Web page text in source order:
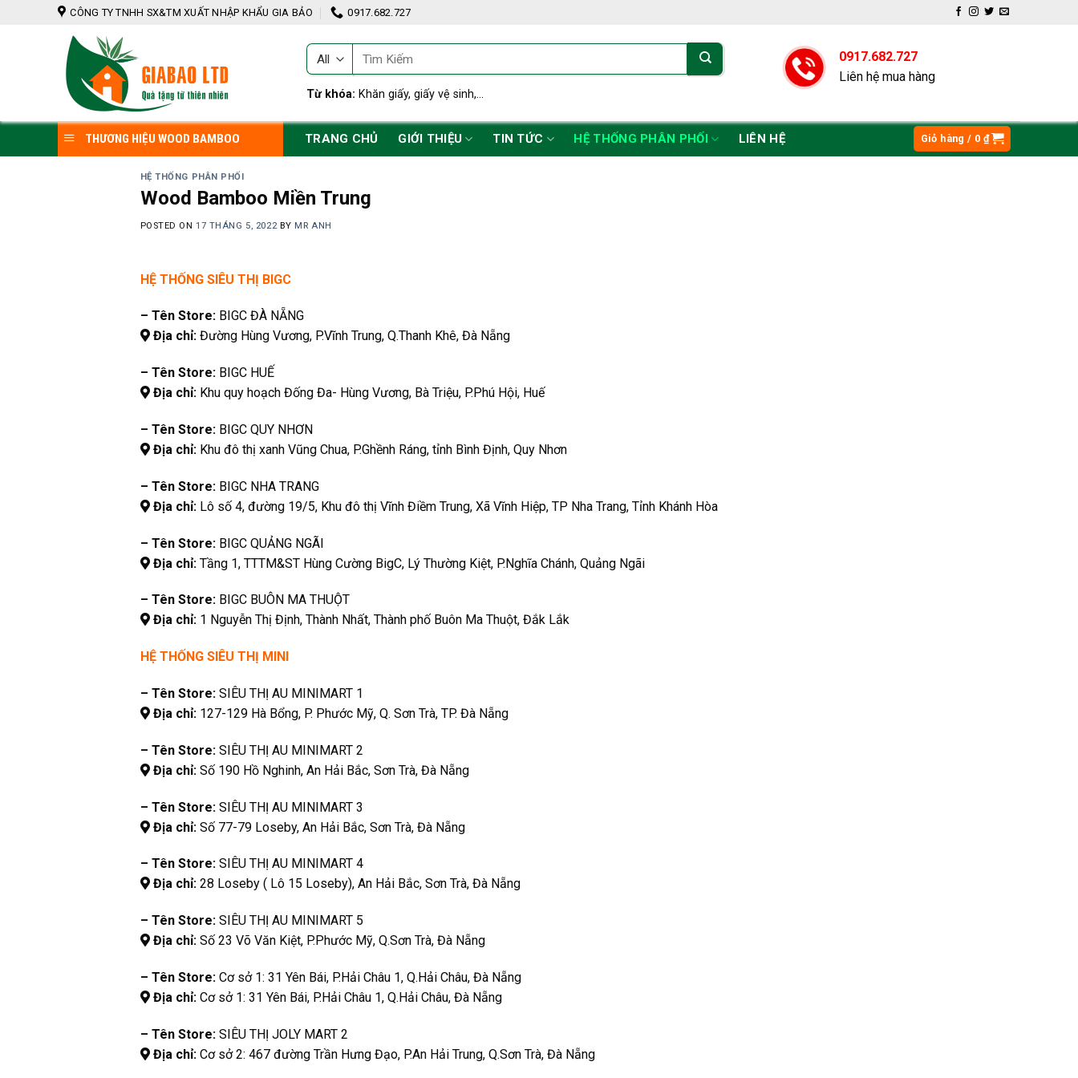
CÔNG TY TNHH SX&TM XUẤT NHẬP KHẨU GIA BẢO 0917.682.727
Tìm
Từ khóa: Khăn giấy, giấy vệ sinh,...
0917.682.727
Liên hệ mua hàng
THƯƠNG HIỆU WOOD BAMBOO TRANG CHỦ GIỚI THIỆU TIN TỨC HỆ THỐNG PHÂN PHỐI LIÊN HỆ Giỏ hàng / 0 ₫
HỆ THỐNG PHÂN PHỐI
Wood Bamboo Miền Trung
POSTED ON17 THÁNG 5, 2022 BY MR ANH
HỆ THỐNG SIÊU THỊ BIGC
– Tên Store:BIGC ĐÀ NẴNG
Địa chỉ:Đường Hùng Vương, P.Vĩnh Trung, Q.Thanh Khê, Đà Nẵng
– Tên Store:BIGC HUẾ
Địa chỉ:Khu quy hoạch Đống Đa- Hùng Vương, Bà Triệu, P.Phú Hội, Huế
– Tên Store:BIGC QUY NHƠN
Địa chỉ:Khu đô thị xanh Vũng Chua, P.Ghềnh Ráng, tỉnh Bình Định, Quy Nhơn
– Tên Store:BIGC NHA TRANG
Địa chỉ:Lô số 4, đường 19/5, Khu đô thị Vĩnh Điềm Trung, Xã Vĩnh Hiệp, TP Nha Trang, Tỉnh Khánh Hòa
– Tên Store:BIGC QUẢNG NGÃI
Địa chỉ:Tầng 1, TTTM&ST Hùng Cường BigC, Lý Thường Kiệt, P.Nghĩa Chánh, Quảng Ngãi
– Tên Store:BIGC BUÔN MA THUỘT
Địa chỉ:1 Nguyễn Thị Định, Thành Nhất, Thành phố Buôn Ma Thuột, Đắk Lắk
HỆ THỐNG SIÊU THỊ MINI
– Tên Store:SIÊU THỊ AU MINIMART 1
Địa chỉ:127-129 Hà Bổng, P. Phước Mỹ, Q. Sơn Trà, TP. Đà Nẵng
– Tên Store:SIÊU THỊ AU MINIMART 2
Địa chỉ:Số 190 Hồ Nghinh, An Hải Bắc, Sơn Trà, Đà Nẵng
– Tên Store:SIÊU THỊ AU MINIMART 3
Địa chỉ:Số 77-79 Loseby, An Hải Bắc, Sơn Trà, Đà Nẵng
– Tên Store:SIÊU THỊ AU MINIMART 4
Địa chỉ:28 Loseby ( Lô 15 Loseby), An Hải Bắc, Sơn Trà, Đà Nẵng
– Tên Store:SIÊU THỊ AU MINIMART 5
Địa chỉ:Số 23 Võ Văn Kiệt, P.Phước Mỹ, Q.Sơn Trà, Đà Nẵng
– Tên Store:Cơ sở 1: 31 Yên Bái, P.Hải Châu 1, Q.Hải Châu, Đà Nẵng
Địa chỉ:Cơ sở 1: 31 Yên Bái, P.Hải Châu 1, Q.Hải Châu, Đà Nẵng
– Tên Store:SIÊU THỊ JOLY MART 2
Địa chỉ:Cơ sở 2: 467 đường Trần Hưng Đạo, P.An Hải Trung, Q.Sơn Trà, Đà Nẵng